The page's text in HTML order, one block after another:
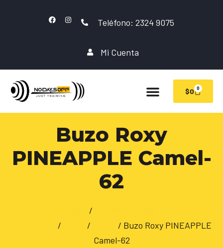
Teléfono: 2324 9075
Mi Cuenta
$0 0
Buzo Roxy
PINEAPPLE Camel-
62
/
/ /
/ Buzo Roxy PINEAPPLE
Camel-62